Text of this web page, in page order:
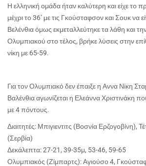
Η ελληνική ομάδα ήταν καλύτερη και είχε το
μέχρι το 36’ με τις Γκούσταφσον και Σουκ να
Βελένθια όμως εκμεταλλεύτηκε τα λάθη και
Ολυμπιακού στο τέλος, βρήκε λύσεις στην
νίκη με 65-59.
Για τον Ολυμπιακό δεν έπαιξε η Αννα Νίκη
Βαλένθια αγωνίζεται η Ελεάννα Χριστινάκη
με 4 πόντους.
Διαιτητές: Μπιγιεντιτς (Βοσνία Ερζογοβίνη),
(Σερβία)
Δεκάλεπτα: 27-21, 39-35μ, 53-46, 59-65
Ολυμπιακός (Ζίμπαρτς): Αγιούσο 4,